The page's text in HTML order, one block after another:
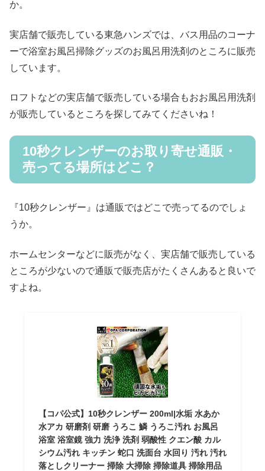
か。
実店舗で販売している東急ハンズでは、バス用品のコーナ
ーで浴室お風呂掃除グッズのお風呂用洗剤のところに販売
しています。
ロフトなどの実店舗で販売している場合もおお風呂用洗剤
が販売しているところを探してみてくださいね！
10秒クレンザーのお取り寄せ通販・
売ってる場所はどこ？
『10秒クレンザー』は通販ではどこで売ってるのでしょ
うか。
ホームセンターなどに販売がなく、実店舗で販売している
ところが少ないので通販で販売店がたくさんあると良いで
すよね。
【コパ公式】10秒クレンザー 200ml|水垢 水あか
水アカ 研磨剤 研磨 うろこ 鱗 うろこ汚れ お風呂
浴室 浴室鏡 強力 洗浄 洗剤 弱酸性 クエン酸 カル
シウム汚れ キッチン 蛇口 洗面台 水回り 汚れ 汚れ
落としクリーナー 掃除 大掃除 掃除道具 掃除用品